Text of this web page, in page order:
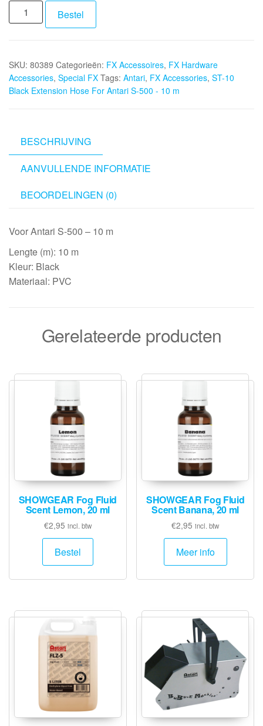
ANTARI
ST-
Extension
Hose
For
500
-
aantal
Bestel
SKU: 80389 Categorieën: FX Accessoires, FX Hardware
Accessories, Special FX Tags: Antari, FX Accessories, ST-10
Black Extension Hose For Antari S-500 - 10 m
BESCHRIJVING
AANVULLENDE INFORMATIE
BEOORDELINGEN (0)
Voor Antari S-500 – 10 m
Lengte (m): 10 m
Kleur: Black
Materiaal: PVC
Gerelateerde producten
SHOWGEAR Fog Fluid
Scent Lemon, 20 ml
€2,95 incl. btw
Bestel
SHOWGEAR Fog Fluid
Scent Banana, 20 ml
€2,95 incl. btw
Meer info